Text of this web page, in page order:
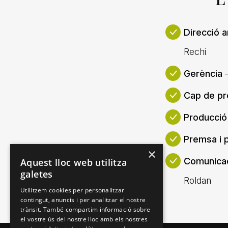
Direcció
Rechi
Gerència
Cap de
Premsa i
Roldan
×
Aquest lloc web utilitza
galetes
Utilitzem cookies per personalitzar
contingut, anuncis i per analitzar el nostre
trànsit. També compartim informació sobre
el vostre ús del nostre lloc amb els nostres